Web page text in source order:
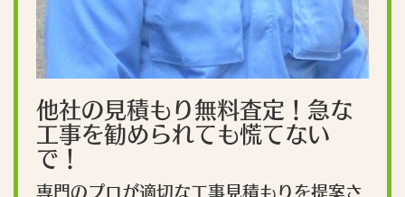
他社の見積もり無料査定！急な
工事を勧められても慌てない
で！
専門のプロが適切な工事見積もりを提案さ